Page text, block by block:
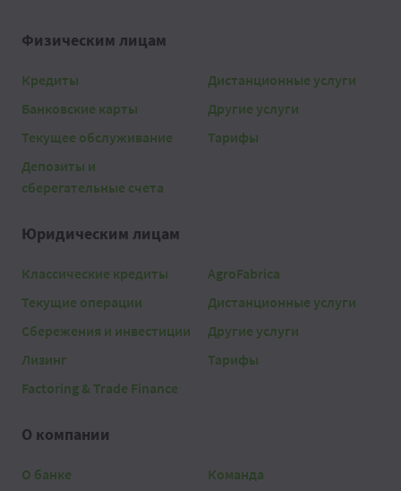
Физическим лицам
Кредиты
Банковские карты
Текущее обслуживание
Депозиты и
сберегательные счета
Дистанционные услуги
Другие услуги
Тарифы
Юридическим лицам
Классические кредиты
Текущие операции
Сбережения и инвестиции
Лизинг
Factoring & Trade Finance
AgroFabrica
Дистанционные услуги
Другие услуги
Тарифы
О компании
О банке
Команда